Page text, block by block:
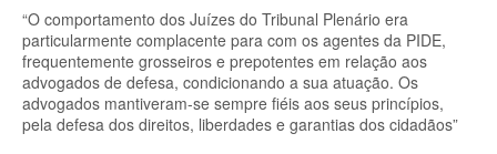
“O comportamento dos Juízes do Tribunal Plenário era
particularmente complacente para com os agentes da PIDE,
frequentemente grosseiros e prepotentes em relação aos
advogados de defesa, condicionando a sua atuação. Os
advogados mantiveram-se sempre fiéis aos seus princípios,
pela defesa dos direitos, liberdades e garantias dos cidadãos”